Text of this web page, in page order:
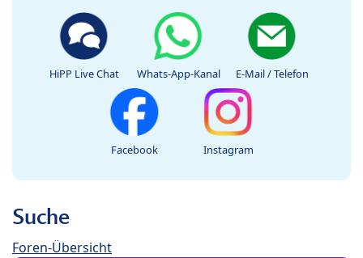
HiPP Live Chat Whats-App-Kanal E-Mail / Telefon
Facebook Instagram
Suche
Foren-Übersicht